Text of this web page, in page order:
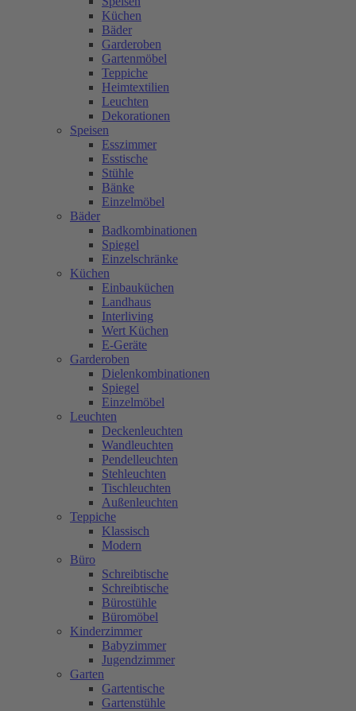
Küchen
Bäder
Garderoben
Gartenmöbel
Teppiche
Heimtextilien
Leuchten
Dekorationen
Speisen
Esszimmer
Esstische
Stühle
Bänke
Einzelmöbel
Bäder
Badkombinationen
Spiegel
Einzelschränke
Küchen
Einbauküchen
Landhaus
Interliving
Wert Küchen
E-Geräte
Garderoben
Dielenkombinationen
Spiegel
Einzelmöbel
Leuchten
Deckenleuchten
Wandleuchten
Pendelleuchten
Stehleuchten
Tischleuchten
Außenleuchten
Teppiche
Klassisch
Modern
Büro
Schreibtische
Schreibtische
Bürostühle
Büromöbel
Kinderzimmer
Babyzimmer
Jugendzimmer
Garten
Gartentische
Gartenstühle